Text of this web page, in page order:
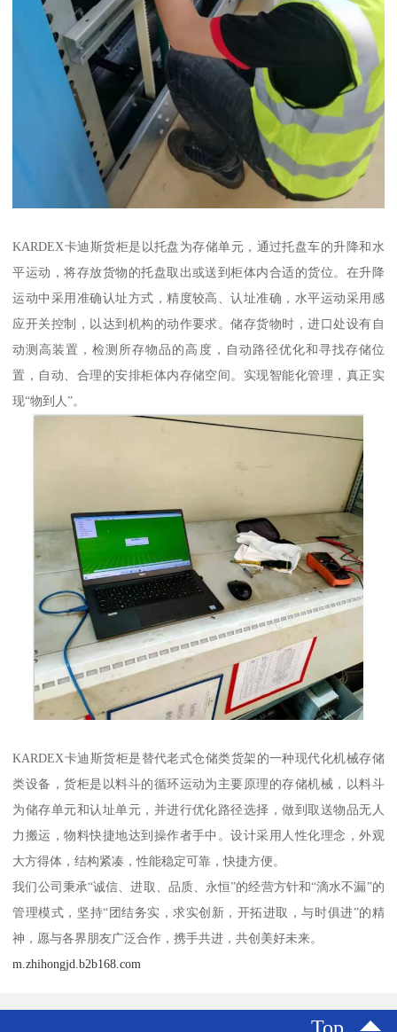
KARDEX卡迪斯货柜是以托盘为存储单元，通过托盘车的升降和水
平运动，将存放货物的托盘取出或送到柜体内合适的货位。在升降
运动中采用准确认址方式，精度较高、认址准确，水平运动采用感
应开关控制，以达到机构的动作要求。储存货物时，进口处设有自
动测高装置，检测所存物品的高度，自动路径优化和寻找存储位
置，自动、合理的安排柜体内存储空间。实现智能化管理，真正实
现“物到人”。
KARDEX卡迪斯货柜是替代老式仓储类货架的一种现代化机械存储
类设备，货柜是以料斗的循环运动为主要原理的存储机械，以料斗
为储存单元和认址单元，并进行优化路径选择，做到取送物品无人
力搬运，物料快捷地达到操作者手中。设计采用人性化理念，外观
大方得体，结构紧凑，性能稳定可靠，快捷方便。
我们公司秉承“诚信、进取、品质、永恒”的经营方针和“滴水不漏”的
管理模式，坚持“团结务实，求实创新，开拓进取，与时俱进”的精
神，愿与各界朋友广泛合作，携手共进，共创美好未来。
m.zhihongjd.b2b168.com
Top